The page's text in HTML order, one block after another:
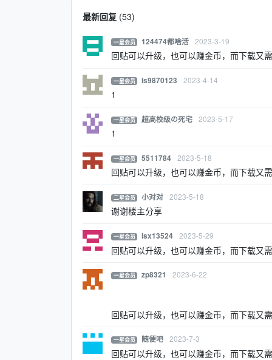
最新回复(53)
一星会员 124474都啥活 2023-3-19
回贴可以升级，也可以赚金币，而下载又
一星会员 ls9870123 2023-4-14
1
一星会员 超高校级の死宅 2023-5-17
1
一星会员 5511784 2023-5-18
回贴可以升级，也可以赚金币，而下载又
二星会员 小对对 2023-5-18
谢谢楼主分享
一星会员 lsx13524 2023-5-29
回贴可以升级，也可以赚金币，而下载又
一星会员 zp8321 2023-6-22
回贴可以升级，也可以赚金币，而下载又
一星会员 随便吧 2023-7-3
回贴可以升级，也可以赚金币，而下载又